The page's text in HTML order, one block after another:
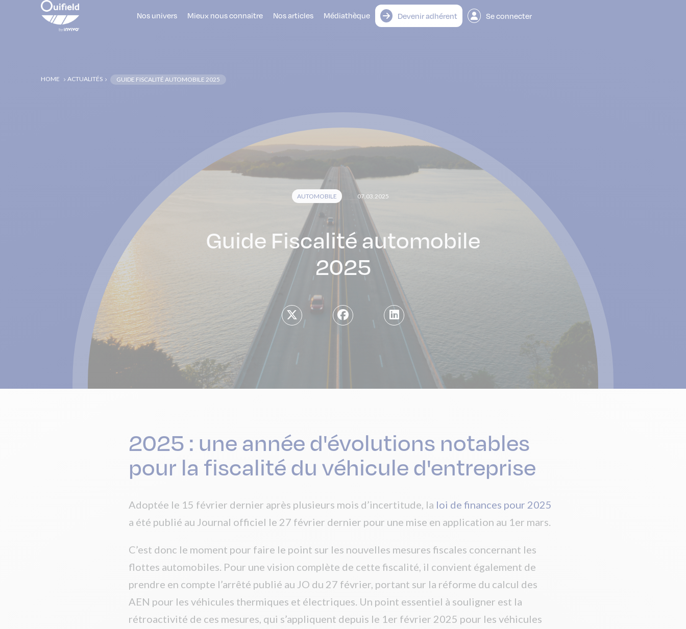
Nos univers Mieux nous connaitre Nos articles Médiathèque Devenir adhérent Se connecter
HOME 5 ACTUALITÉS 5 GUIDE FISCALITÉ AUTOMOBILE 2025
AUTOMOBILE 07.03.2025
Guide Fiscalité automobile
2025
2025 : une année d'évolutions notables
pour la fiscalité du véhicule d'entreprise
Adoptée le 15 février dernier après plusieurs mois d’incertitude, la loi de finances pour 2025
a été publié au Journal officiel le 27 février dernier pour une mise en application au 1er mars.
C’est donc le moment pour faire le point sur les nouvelles mesures fiscales concernant les
flottes automobiles. Pour une vision complète de cette fiscalité, il convient également de
prendre en compte l’arrêté publié au JO du 27 février, portant sur la réforme du calcul des
AEN pour les véhicules thermiques et électriques. Un point essentiel à souligner est la
rétroactivité de ces mesures, qui s’appliquent depuis le 1er février 2025 pour les véhicules